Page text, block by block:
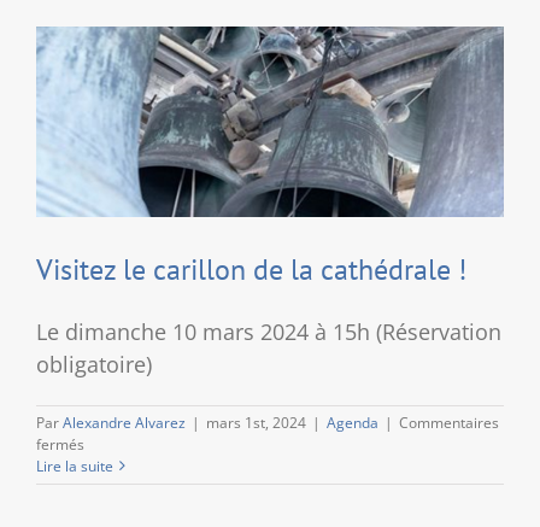
romane
:
le
décor
des
manuscrits
mosans
de
Floreffe-
Visitez le carillon de la cathédrale !
Le dimanche 10 mars 2024 à 15h (Réservation
obligatoire)
ParAlexandre Alvarez | mars 1st, 2024 | Agenda | Commentaires
fermés
Visitez
le
Lire la suite